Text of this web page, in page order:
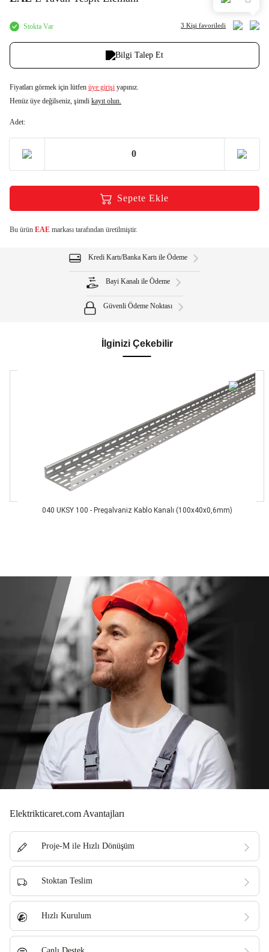
Stokta Var 3 Kişi favoriledi
Bilgi Talep Et
Fiyatları görmek için lütfen üye girişi yapınız.
Henüz üye değilseniz, şimdi kayıt olun.
Adet:
Sepete Ekle
Bu ürün EAE markası tarafından üretilmiştir.
Kredi Kartı/Banka Kartı ile Ödeme
Bayi Kanalı ile Ödeme
Güvenli Ödeme Noktası
İlginizi Çekebilir
040 UKSY 100 - Pregalvaniz Kablo Kanalı (100x40x0,6mm)
Elektrikticaret.com Avantajları
Proje-M ile Hızlı Dönüşüm
Stoktan Teslim
Hızlı Kurulum